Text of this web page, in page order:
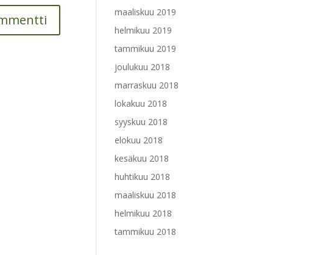
maaliskuu 2019
helmikuu 2019
tammikuu 2019
joulukuu 2018
marraskuu 2018
lokakuu 2018
syyskuu 2018
elokuu 2018
kesäkuu 2018
huhtikuu 2018
maaliskuu 2018
helmikuu 2018
tammikuu 2018